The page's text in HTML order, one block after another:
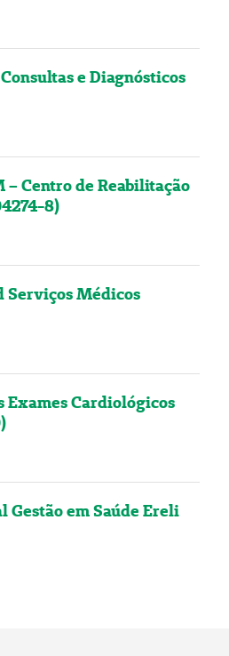
e Diagnósticos
– Centro de Reabilitação
8)
Serviços Médicos
Exames Cardiológicos
Gestão em Saúde Ereli